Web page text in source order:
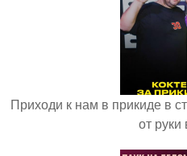
Приходи к нам в прикиде в
от руки